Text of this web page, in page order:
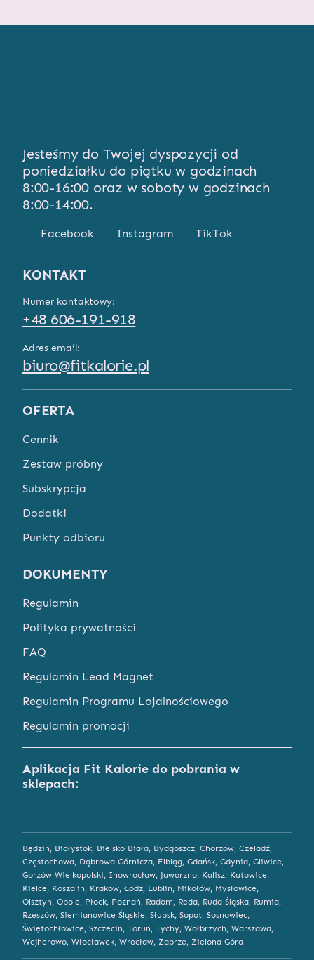
Jesteśmy do Twojej dyspozycji od
poniedziałku do piątku w godzinach
8:00-16:00 oraz w soboty w godzinach
8:00-14:00.
Facebook Instagram TikTok
KONTAKT
Numer kontaktowy:
+48 606-191-918
Adres email:
biuro@fitkalorie.pl
OFERTA
Cennik
Zestaw próbny
Subskrypcja
Dodatki
Punkty odbioru
DOKUMENTY
Regulamin
Polityka prywatności
FAQ
Regulamin Lead Magnet
Regulamin Programu Lojalnościowego
Regulamin promocji
Aplikacja Fit Kalorie do pobrania w
sklepach:
Będzin, Białystok, Bielsko Biała, Bydgoszcz, Chorzów, Czeladź,
Częstochowa, Dąbrowa Górnicza, Elbląg, Gdańsk, Gdynia, Gliwice,
Gorzów Wielkopolski, Inowrocław, Jaworzno, Kalisz, Katowice,
Kielce, Koszalin, Kraków, Łódź, Lublin, Mikołów, Mysłowice,
Olsztyn, Opole, Płock, Poznań, Radom, Reda, Ruda Śląska, Rumia,
Rzeszów, Siemianowice Śląskie, Słupsk, Sopot, Sosnowiec,
Świętochłowice, Szczecin, Toruń, Tychy, Wałbrzych, Warszawa,
Wejherowo, Włocławek, Wrocław, Zabrze, Zielona Góra